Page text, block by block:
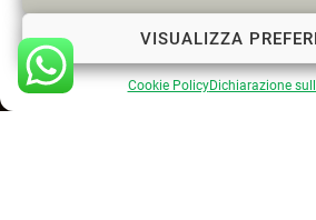
VISUALIZZA
Cookie PolicyDichiarazione
Cookie Policy